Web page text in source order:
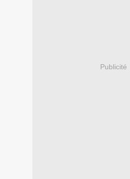
Publicité